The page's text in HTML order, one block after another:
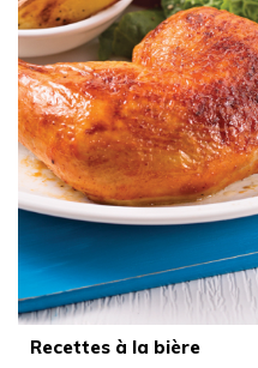
Recettes à la bière